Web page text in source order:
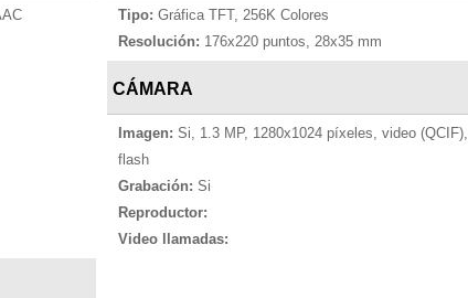
Tipo: Gráfica TFT, 256K Colores
Resolución: 176x220 puntos, 28x35 mm
CÁMARA
Imagen: Si, 1.3 MP, 1280x1024 píxeles, video (QCIF),
flash
Grabación: Si
Reproductor:
Video llamadas: